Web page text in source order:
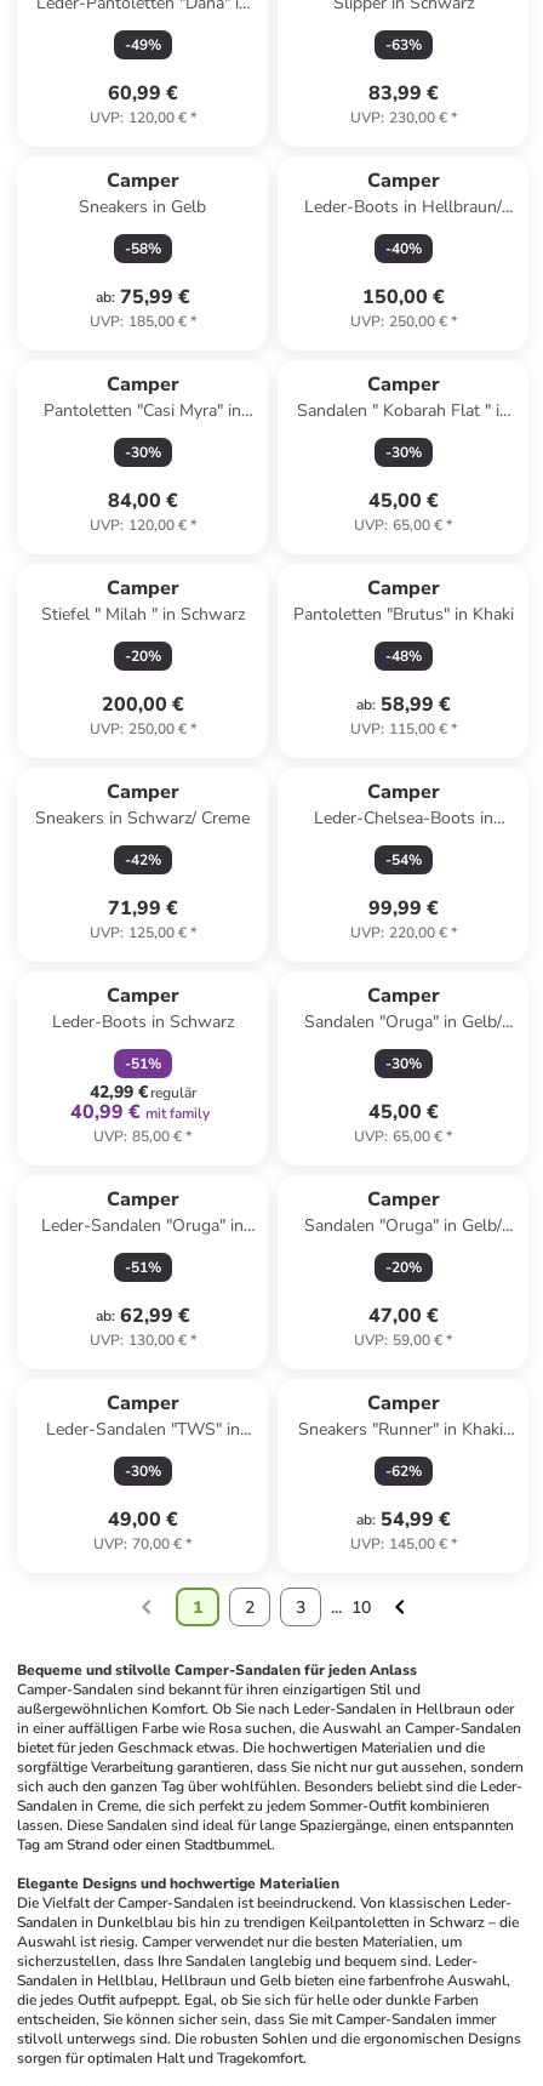
Türkis
-49%
60,99 €
UVP: 120,00 €*
-63%
83,99 €
UVP: 230,00 €*
Camper
Sneakers in Gelb
-58%
ab: 75,99 €
UVP: 185,00 €*
Camper
Leder-Boots in Hellbraun/
Creme
-40%
150,00 €
UVP: 250,00 €*
Camper
Pantoletten "Casi Myra" in
Schwarz
-30%
84,00 €
UVP: 120,00 €*
Camper
Sandalen " Kobarah Flat " in
Schwarz
-30%
45,00 €
UVP: 65,00 €*
Camper
Stiefel " Milah " in Schwarz
-20%
200,00 €
UVP: 250,00 €*
Camper
Pantoletten "Brutus" in Khaki
-48%
ab: 58,99 €
UVP: 115,00 €*
Camper
Sneakers in Schwarz/ Creme
-42%
71,99 €
UVP: 125,00 €*
Camper
Leder-Chelsea-Boots in
Hellbraun
-54%
99,99 €
UVP: 220,00 €*
Camper
Leder-Boots in Schwarz
-51%
42,99 €regulär
40,99 € mit family
UVP: 85,00 €*
Camper
Sandalen "Oruga" in Gelb/
Rosa
-30%
45,00 €
UVP: 65,00 €*
Camper
Leder-Sandalen "Oruga" in
Khaki
-51%
ab: 62,99 €
UVP: 130,00 €*
Camper
Sandalen "Oruga" in Gelb/
Flieder
-20%
47,00 €
UVP: 59,00 €*
Camper
Leder-Sandalen "TWS" in
Creme
-30%
49,00 €
UVP: 70,00 €*
Camper
Sneakers "Runner" in Khaki/
Hellblau
-62%
ab: 54,99 €
UVP: 145,00 €*
1 2 3 ... 10
Bequeme und stilvolle Camper-Sandalen für jeden Anlass
Camper-Sandalen sind bekannt für ihren einzigartigen Stil und
außergewöhnlichen Komfort. Ob Sie nach Leder-Sandalen in Hellbraun oder
in einer auffälligen Farbe wie Rosa suchen, die Auswahl an Camper-Sandalen
bietet für jeden Geschmack etwas. Die hochwertigen Materialien und die
sorgfältige Verarbeitung garantieren, dass Sie nicht nur gut aussehen, sondern
sich auch den ganzen Tag über wohlfühlen. Besonders beliebt sind die Leder-
Sandalen in Creme, die sich perfekt zu jedem Sommer-Outfit kombinieren
lassen. Diese Sandalen sind ideal für lange Spaziergänge, einen entspannten
Tag am Strand oder einen Stadtbummel.
Elegante Designs und hochwertige Materialien
Die Vielfalt der Camper-Sandalen ist beeindruckend. Von klassischen Leder-
Sandalen in Dunkelblau bis hin zu trendigen Keilpantoletten in Schwarz – die
Auswahl ist riesig. Camper verwendet nur die besten Materialien, um
sicherzustellen, dass Ihre Sandalen langlebig und bequem sind. Leder-
Sandalen in Hellblau, Hellbraun und Gelb bieten eine farbenfrohe Auswahl,
die jedes Outfit aufpeppt. Egal, ob Sie sich für helle oder dunkle Farben
entscheiden, Sie können sicher sein, dass Sie mit Camper-Sandalen immer
stilvoll unterwegs sind. Die robusten Sohlen und die ergonomischen Designs
sorgen für optimalen Halt und Tragekomfort.